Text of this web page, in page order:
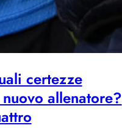
certezze
allenatore?